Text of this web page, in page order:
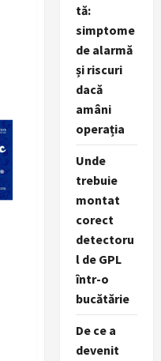
tă:
simptome
de alarmă
și riscuri
dacă
amâni
operația
Unde
trebuie
montat
corect
detectoru
l de GPL
într-o
bucătărie
De ce a
devenit